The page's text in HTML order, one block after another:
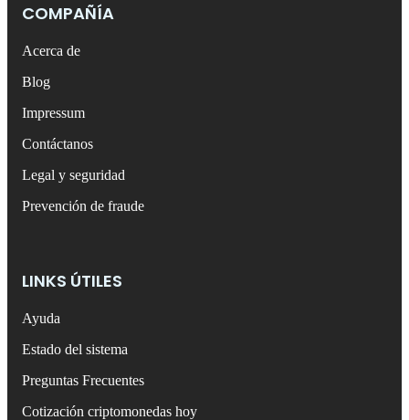
COMPAÑÍA
Acerca de
Blog
Impressum
Contáctanos
Legal y seguridad
Prevención de fraude
LINKS ÚTILES
Ayuda
Estado del sistema
Preguntas Frecuentes
Cotización criptomonedas hoy